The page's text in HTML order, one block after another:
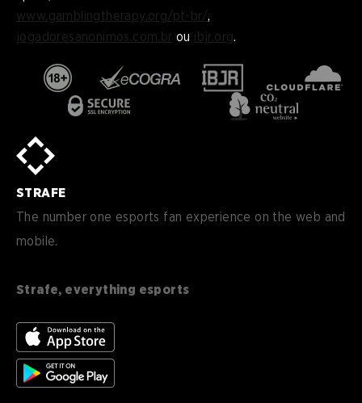
www.gamblingtherapy.org/pt-br/,
jogadoresanonimos.com.br ou ibjr.org.
STRAFE
The number one esports fan experience on the web and
mobile.
Strafe, everything esports
English
de-
DE
es
es-
MX
Español (MX)